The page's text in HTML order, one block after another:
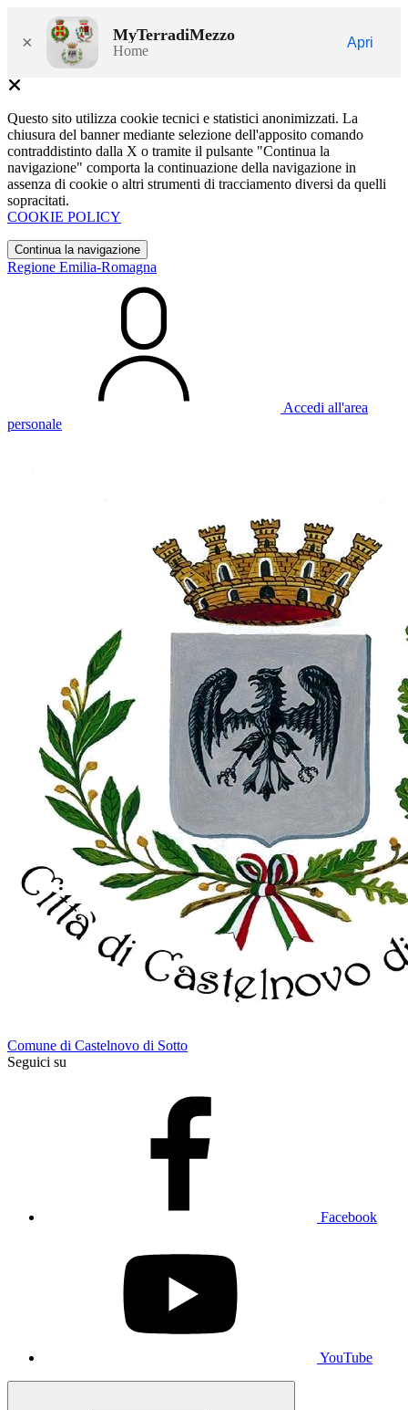
× MyTerradiMezzo
Home
Apri
Questo sito utilizza cookie tecnici e statistici anonimizzati. La
chiusura del banner mediante selezione dell'apposito comando
contraddistinto dalla X o tramite il pulsante "Continua la
navigazione" comporta la continuazione della navigazione in
assenza di cookie o altri strumenti di tracciamento diversi da quelli
sopracitati.
COOKIE POLICY
Continua la navigazione
Regione Emilia-Romagna
Accedi all'area
personale
Comune di Castelnovo di Sotto
Seguici su
Facebook
YouTube